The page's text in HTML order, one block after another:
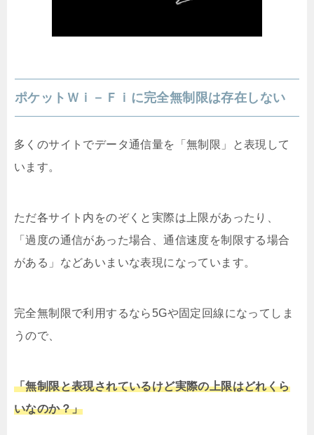
ポケットＷｉ－Ｆｉに完全無制限は存在しない
多くのサイトでデータ通信量を「無制限」と表現して
います。
ただ各サイト内をのぞくと実際は上限があったり、
「過度の通信があった場合、通信速度を制限する場合
がある」などあいまいな表現になっています。
完全無制限で利用するなら5Gや固定回線になってしま
うので、
「無制限と表現されているけど実際の上限はどれくら
いなのか？」